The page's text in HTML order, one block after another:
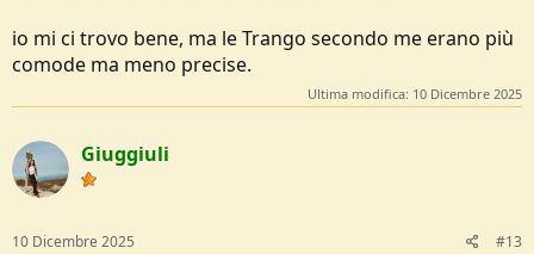
io mi ci trovo bene, ma le Trango secondo me erano più
comode ma meno precise.
Ultima modifica: 10 Dicembre 2025
Giuggiuli
10 Dicembre 2025 #13